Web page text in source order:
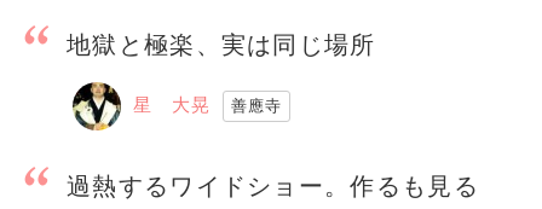
地獄と極楽、実は同じ場所
星 大晃 善應寺
過熱するワイドショー。作るも見る